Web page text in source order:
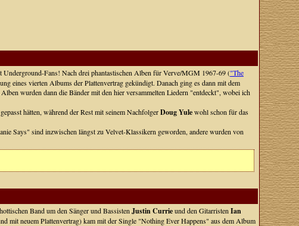
Underground-Fans! Nach drei phantastischen Alben für Verve/MGM 1967-69 ("The
eines vierten Albums der Plattenvertrag gekündigt. Danach ging es dann mit dem
wurden dann die Bänder mit den hier versammelten Liedern "entdeckt", wobei ich
hätten, während der Rest mit seinem NachfolgerDoug Yulewohl schon für das
Says" sind inzwischen längst zu Velvet-Klassikern geworden, andere wurden von
Band um den Sänger und Bassisten Justin Currieund den Gitarristen Ian
mit neuem Plattenvertrag) kam mit der Single "Nothing Ever Happens" aus dem Album